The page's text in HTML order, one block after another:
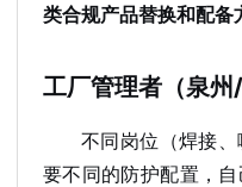
类合规产品替换和配备
工厂管理者（泉州
不同岗位（焊接
要不同的防护配置，